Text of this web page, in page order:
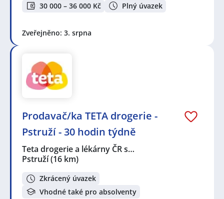
30 000 – 36 000 Kč Plný úvazek
Zveřejněno: 3. srpna
Prodavač/ka TETA drogerie -
Pstruží - 30 hodin týdně
Teta drogerie a lékárny ČR s…
Pstruží(16 km)
Zkrácený úvazek
Vhodné také pro absolventy